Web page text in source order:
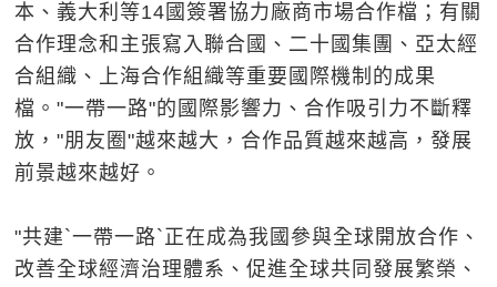
本、義大利等14國簽署協力廠商市場合作檔；有關
合作理念和主張寫入聯合國、二十國集團、亞太經
合組織、上海合作組織等重要國際機制的成果
檔。"一帶一路"的國際影響力、合作吸引力不斷釋
放，"朋友圈"越來越大，合作品質越來越高，發展
前景越來越好。
"共建`一帶一路`正在成為我國參與全球開放合作、
改善全球經濟治理體系、促進全球共同發展繁榮、